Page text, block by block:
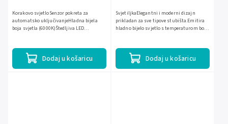
Dodaj u košaricu
Korakovo svjetloSenzor pokreta za
automatsko uključivanjeHladna bijela
boja svjetla (6000K)Štedljiva LED
Dodaj u košaricu
SvjetiljkaElegantni i moderni dizajn
prikladan za sve tipove stubišta.Emitira
hladno bijelo svjetlo s temperaturom boje